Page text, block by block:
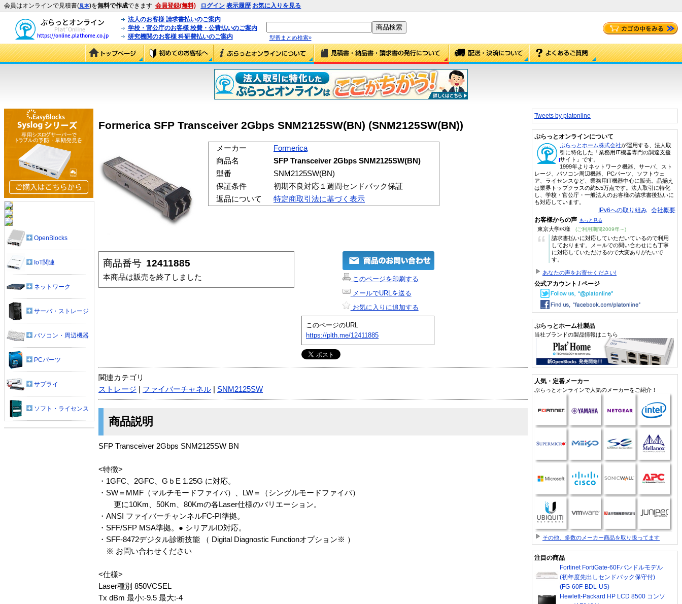
会員はオンラインで見積書(見本)を無料で作成できます 会員登録(無料) ログイン 表示履歴 お気に入りを見る
法人のお客様 請求書払いのご案内
学校・官公庁のお客様 校費・公費払いのご案内
研究機関のお客様 科研費払いのご案内
型番まとめ検索»
Formerica SFP Transceiver 2Gbps SNM2125SW(BN) (SNM2125SW(BN))
メーカー
Formerica
商品名
SFP Transceiver 2Gbps SNM2125SW(BN)
型番
SNM2125SW(BN)
保証条件
初期不良対応１週間センドバック保証
返品について
特定商取引法に基づく表示
商品番号 12411885
本商品は販売を終了しました
このページを印刷する
メールでURLを送る
お気に入りに追加する
このページのURL
https://plth.me/12411885
関連カテゴリ
ストレージ
ファイバーチャネル SNM2125SW
商品説明
SFP Transceiver 2Gbps SNM2125SW BN
<特徴>
・1GFC、2GFC、GｂE 1.25G に対応。
・SW＝MMF（マルチモードファイバ）、LW＝（シングルモードファイバ）
更に10Km、50Km、80Kmの各Laser仕様のバリエーション。
・ANSI ファイバーチャンネルFC-PI準拠。
・SFF/SFP MSA準拠。● シリアルID対応。
・SFF-8472デジタル診断技能 （ Digital Diagnostic Functionオプション※ ）
※ お問い合わせください
<仕様>
Laser種別 850VCSEL
Tx dBm 最小:-9.5 最大:-4
OpenBlocks
IoT関連
ネットワーク
サーバ・ストレージ
パソコン・周辺機器
PCパーツ
サプライ
ソフト・ライセンス
Tweets by platonline
ぷらっとオンラインについて
ぷらっとホーム株式会社が運用する、法人取
引に特化した「業務用IT機器専門の調達支援
サイト」です。
1999年よりネットワーク機器、サーバ、スト
レージ、パソコン周辺機器、PCパーツ、ソフトウェ
ア、ライセンスなど、業務用IT機器中心に販売。品揃え
は業界トップクラスの約5.5万点です。法人取引に特化
し、学校・官公庁・一般法人のお客様の請求書後払いに
も対応しています。
IPv6への取り組み 会社概要
お客様からの声 もっと見る
東京大学/K様 (ご利用期間2009年～)
“
請求書払いに対応していただいているので利用
しております。メールでの問い合わせにも丁寧
に対応していただけるので大変ありがたいで
す。
あなたの声をお寄せください!
公式アカウント / ページ
ぷらっとホーム社製品
当社ブランドの製品情報はこちら
人気・定番メーカー
ぷらっとオンラインで人気のメーカーをご紹介！
その他、多数のメーカー商品を取り扱ってます
注目の商品
Fortinet FortiGate-60Fバンドルモデル
(初年度先出しセンドバック保守付)
(FG-60F-BDL-US)
Hewlett-Packard HP LCD 8500 コンソ